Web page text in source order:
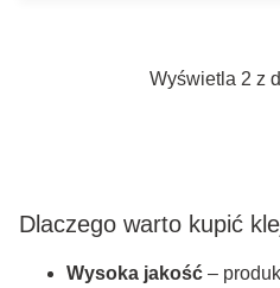
Wyświetla 2 z
Dlaczego warto kupić
Wysoka jakość –